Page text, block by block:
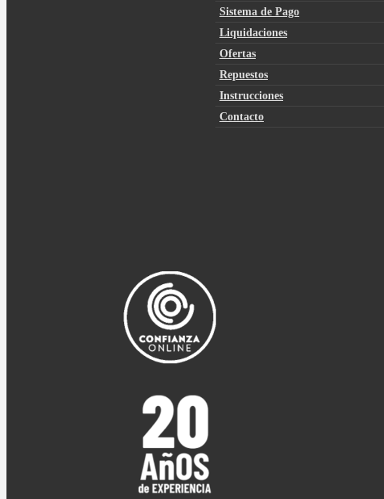
Sistema de Pago
Liquidaciones
Ofertas
Repuestos
Instrucciones
Contacto